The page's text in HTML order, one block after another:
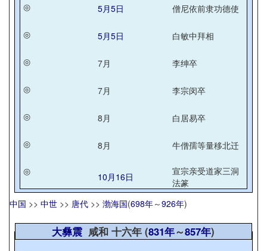
◎ 5月5日 僧尼依前隶功德使
◎ 5月5日 白敏中拜相
◎ 7月 李绅卒
◎ 7月 李宗闵卒
◎ 8月 白居易卒
◎ 8月 牛僧孺等量移北迁
◎ 10月16日
宣宗亲受道家三洞
法篆
中国 >> 中世 >> 唐代 >> 渤海国(698年～926年)
大彝震 咸和 十六年 (831年～857年)